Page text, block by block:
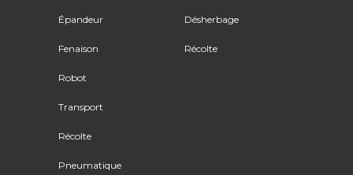
Épandeur
Fenaison
Robot
Transport
Récolte
Pneumatique
Désherbage
Récolte